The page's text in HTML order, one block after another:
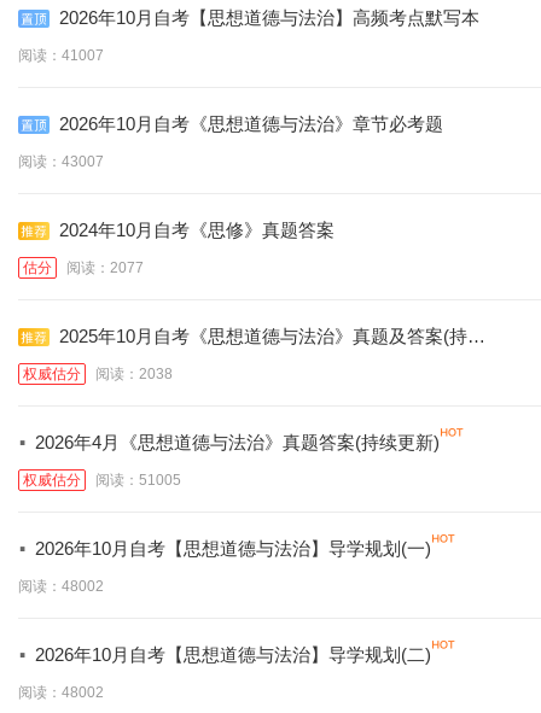
2026年10月自考【思想道德与法治】高频考点默写本
阅读：41007
2026年10月自考《思想道德与法治》章节必考题
阅读：43007
2024年10月自考《思修》真题答案
估分 阅读：2077
2025年10月自考《思想道德与法治》真题及答案(持续
更新)
权威估分 阅读：2038
· 2026年4月《思想道德与法治》真题答案(持续更新)
权威估分 阅读：51005
· 2026年10月自考【思想道德与法治】导学规划(一)
阅读：48002
· 2026年10月自考【思想道德与法治】导学规划(二)
阅读：48002